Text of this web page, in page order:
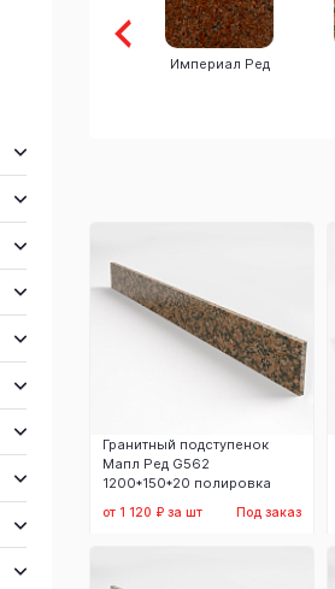
Империал Ред
Гранитный подступенок
Мапл Ред G562
1200*150*20 полировка
от 1 120 ₽ за шт Под заказ